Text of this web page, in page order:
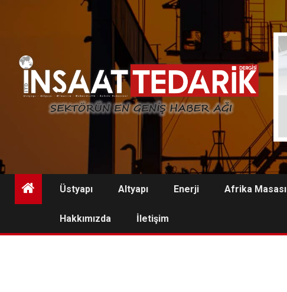
Üstyapı Altyapı Enerji Afrika Masası
Hakkımızda İletişim